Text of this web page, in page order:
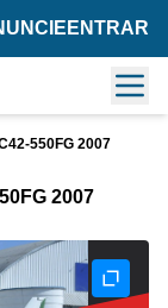
ENTRAR
550FG 2007
2007